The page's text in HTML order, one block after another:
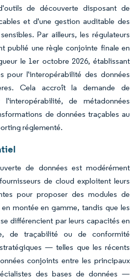
de découverte disposant de
et d'une gestion auditable des
Par ailleurs, les régulateurs
publié une règle conjointe finale en
le 1er octobre 2026, établissant
pour l'interopérabilité des données
Cela accroît la demande de
de métadonnées
de données traçables au
réglementé.
de données est modérément
de cloud exploitent leurs
pour proposer des modules de
montée en gamme, tandis que les
différencient par leurs capacités en
de traçabilité ou de conformité
— telles que les récents
conjoints entre les principaux
des bases de données —